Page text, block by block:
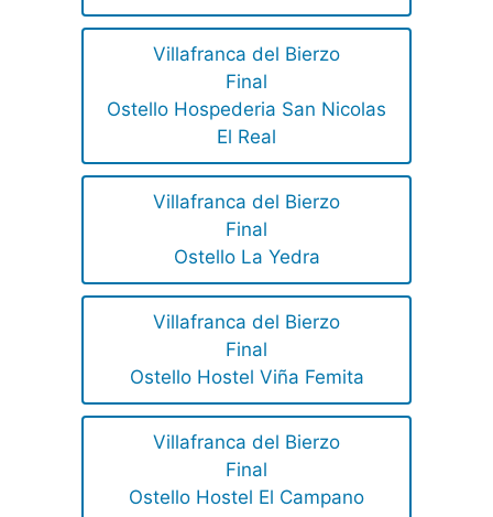
Villafranca del Bierzo
Final
Ostello Hospederia San Nicolas
El Real
Villafranca del Bierzo
Final
Ostello La Yedra
Villafranca del Bierzo
Final
Ostello Hostel Viña Femita
Villafranca del Bierzo
Final
Ostello Hostel El Campano